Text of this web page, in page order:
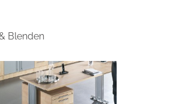
Blenden